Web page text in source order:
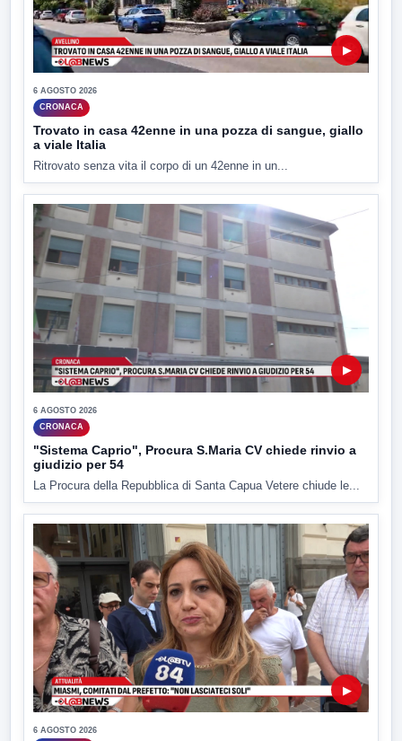
▶
6 AGOSTO 2026
CRONACA
Trovato in casa 42enne in una pozza di sangue, giallo
a viale Italia
Ritrovato senza vita il corpo di un 42enne in un...
▶
6 AGOSTO 2026
CRONACA
"Sistema Caprio", Procura S.Maria CV chiede rinvio a
giudizio per 54
La Procura della Repubblica di Santa Capua Vetere chiude le...
▶
6 AGOSTO 2026